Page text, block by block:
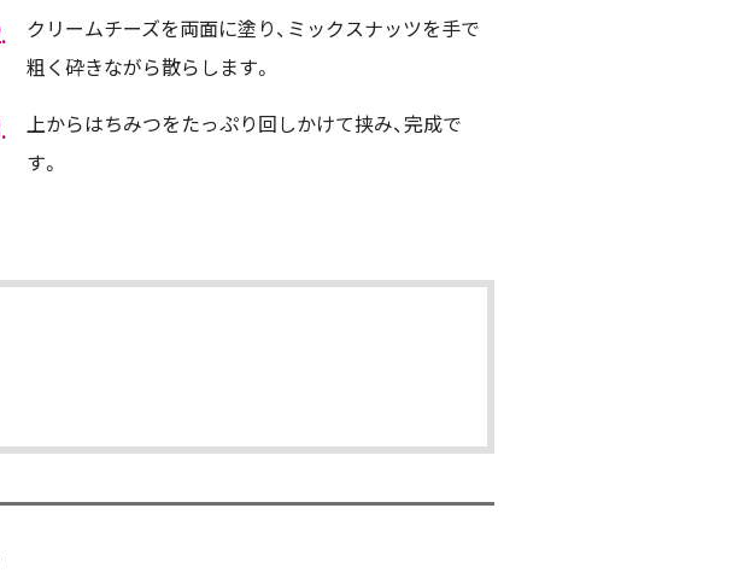
クリームチーズを両面に塗り、ミックスナッツを手で
粗く砕きながら散らします。
上からはちみつをたっぷり回しかけて挟み、完成で
す。